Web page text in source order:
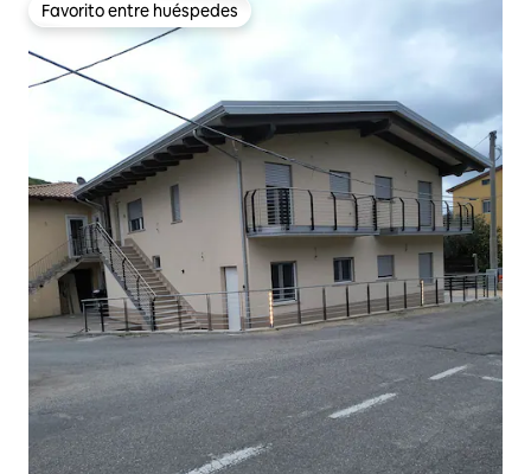
Favorito entre huéspedes
Favorito entre huéspedes